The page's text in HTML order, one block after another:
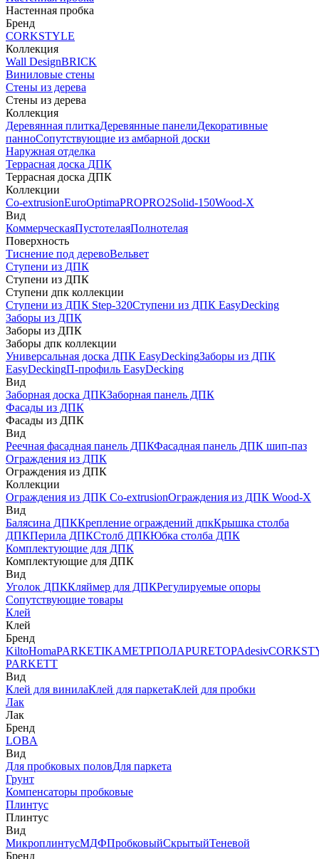
Настенная пробка
Бренд
CORKSTYLE
Коллекция
Wall DesignBRICK
Виниловые стены
Стены из дерева
Стены из дерева
Коллекция
Деревянная плиткаДеревянные панелиДекоративные
панноСопутствующие из амбарной доски
Наружная отделка
Террасная доска ДПК
Террасная доска ДПК
Коллекции
Co-extrusionEuroOptimaPROPRO2Solid-150Wood-X
Вид
КоммерческаяПустотелаяПолнотелая
Поверхность
Тиснение под деревоВельвет
Ступени из ДПК
Ступени из ДПК
Ступени дпк коллекции
Ступени из ДПК Step-320Ступени из ДПК EasyDecking
Заборы из ДПК
Заборы из ДПК
Заборы дпк коллекции
Универсальная доска ДПК EasyDeckingЗаборы из ДПК
EasyDeckingП-профиль EasyDecking
Вид
Заборная доска ДПКЗаборная панель ДПК
Фасады из ДПК
Фасады из ДПК
Вид
Реечная фасадная панель ДПКФасадная панель ДПК шип-паз
Ограждения из ДПК
Ограждения из ДПК
Коллекции
Ограждения из ДПК Co-extrusionОграждения из ДПК Wood-X
Вид
Балясина ДПККрепление ограждений дпкКрышка столба
ДПКПерила ДПКСтолб ДПКЮбка столба ДПК
Комплектующие для ДПК
Комплектующие для ДПК
Вид
Уголок ДПККляймер для ДПКРегулируемые опоры
Сопутствующие товары
Клей
Клей
Бренд
KiltoHomaPARKETIKAМЕТРПОЛАPURETOPAdesiv
PARKETT
Вид
Клей для винилаКлей для паркетаКлей для пробки
Лак
Лак
Бренд
LOBA
Вид
Для пробковых половДля паркета
Грунт
Компенсаторы пробковые
Плинтус
Плинтус
Вид
МикроплинтусМДФПробковыйСкрытыйТеневой
Бренд